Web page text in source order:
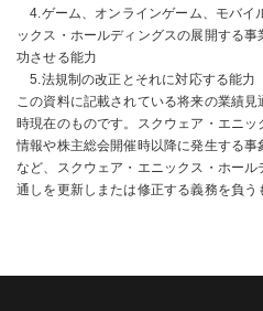
4.ゲーム、オンラインゲーム、モバイ
ックス・ホールディングスの展開する
功させる能力
5.法規制の改正とそれに対応する能力
この資料に記載されている将来の業績
時現在のものです。スクウェア・エニ
情報や株主総会開催時以降に発生する
など、スクウェア・エニックス・ホー
通しを更新しまたは修正する義務を負う